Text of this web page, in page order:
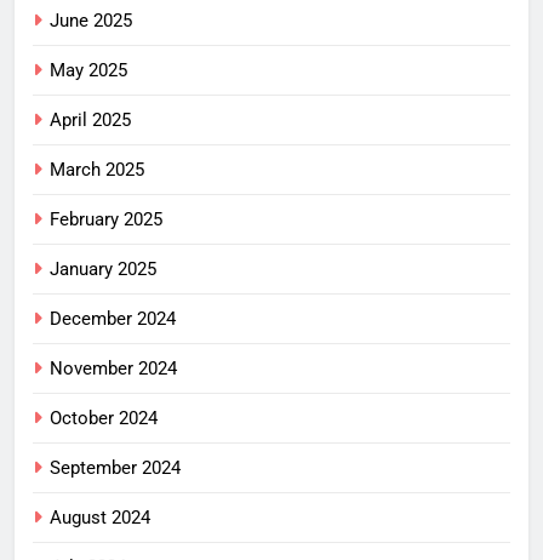
June 2025
May 2025
April 2025
March 2025
February 2025
January 2025
December 2024
November 2024
October 2024
September 2024
August 2024